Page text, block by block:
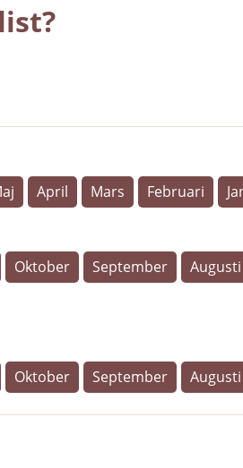
April Mars Februari
Oktober September Augusti
Oktober September Augusti